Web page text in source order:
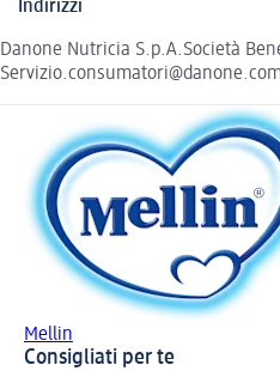
Indirizzi
Danone Nutricia S.p.A.Società
Mellin
Consigliati per te